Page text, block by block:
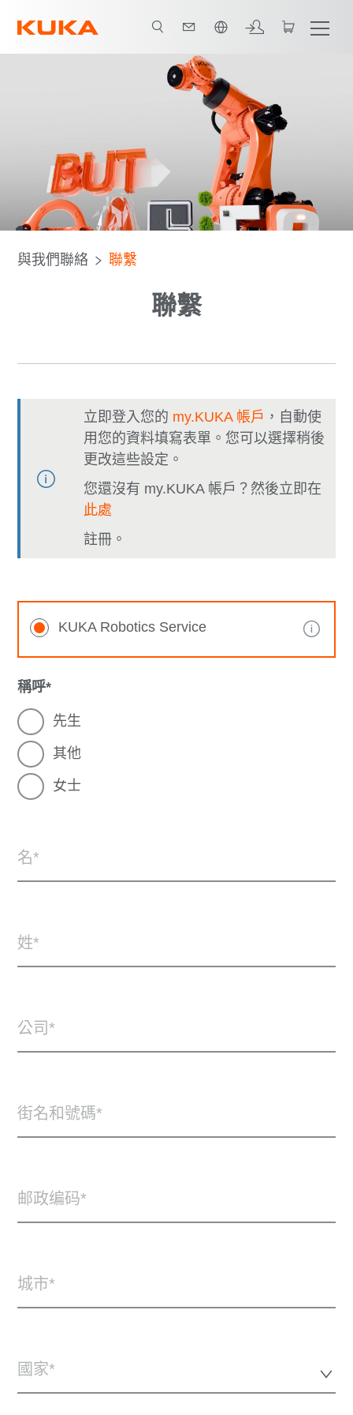
與我們聯絡 聯繫
聯繫
立即登入您的 my.KUKA 帳戶 ，自動使
用您的資料填寫表單。您可以選擇稍後
更改這些設定。
您還沒有 my.KUKA 帳戶？然後立即在
此處
註冊。
KUKA Robotics Service
稱呼
先生
其他
女士
名
姓
公司
街名和號碼
邮政编码
城市
國家*